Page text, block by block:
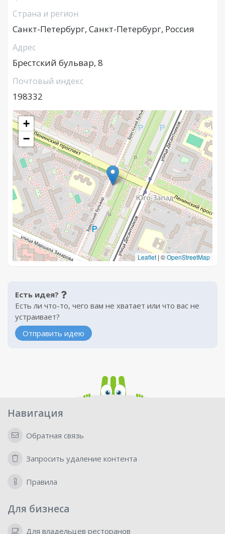
Страна и регион
Санкт-Петербург, Санкт-Петербург, Россия
Адрес
Брестский бульвар, 8
Почтовый индекс
198332
+
−
Leaflet | ©OpenStreetMap
Есть идея?
Есть ли что-то, чего вам не хватает или что вас не
устраивает?
Отправить идею
Навигация
Обратная связь
Запросить удаление контента
Правила
Для бизнеса
Для владельцев ресторанов